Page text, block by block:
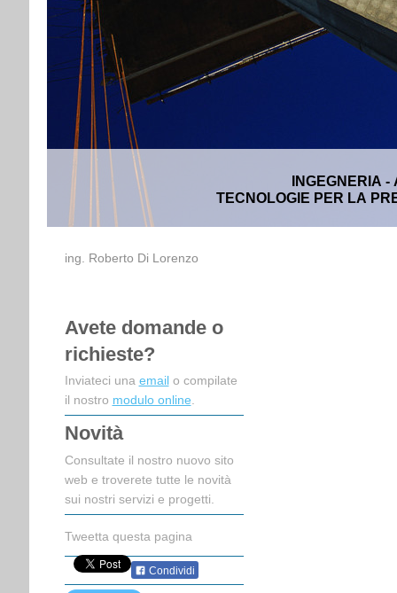
INGEGNERIA
TECNOLOGIE PER LA
ing. Roberto Di Lorenzo
Avete domande o
richieste?
Inviateci una emailo compilate
il nostro modulo online.
Novità
Consultate il nostro nuovo sito
web e troverete tutte le novità
sui nostri servizi e progetti.
Tweetta questa pagina
Condividi